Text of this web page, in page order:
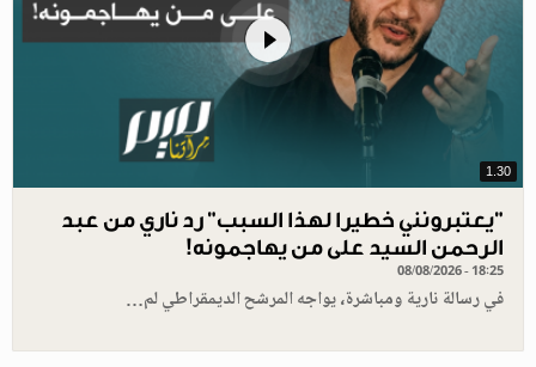
1.30
"يعتبرونني خطيرا لهذا السبب" رد ناري من عبد
الرحمن السيد على من يهاجمونه!
08/08/2026 - 18:25
في رسالة نارية ومباشرة، يواجه المرشح الديمقراطي لم…